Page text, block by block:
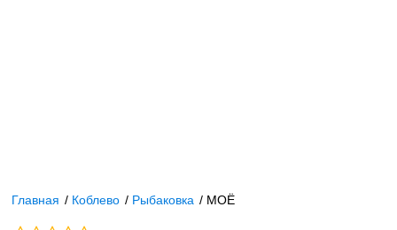
Главная / Коблево / Рыбаковка / МОЁ